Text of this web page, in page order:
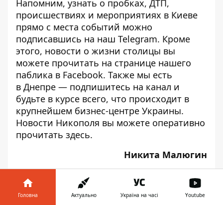
Напомним, узнать о пробках, ДТП,
происшествиях и мероприятиях в Киеве
прямо с места событий можно
подписавшись на наш Telegram. Кроме
этого, новости о жизни столицы вы
можете прочитать на странице нашего
паблика в Facebook. Также мы есть
в Днепре — подпишитесь на канал и
будьте в курсе всего, что происходит в
крупнейшем бизнес-центре Украины.
Новости Никополя вы можете оперативно
прочитать здесь.
Никита Малюгин
Головна Актуально Україна на часі Youtube